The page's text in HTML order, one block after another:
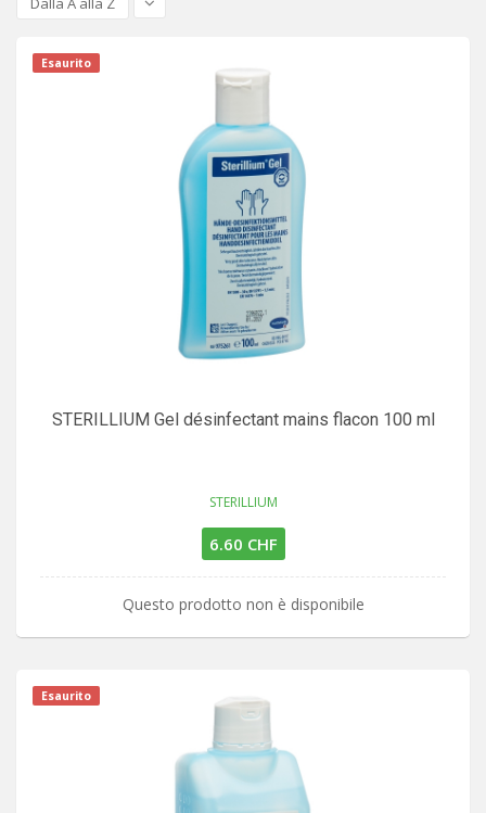
Esaurito
STERILLIUM Gel désinfectant mains flacon 100 ml
STERILLIUM
6.60 CHF
Questo prodotto non è disponibile
Esaurito